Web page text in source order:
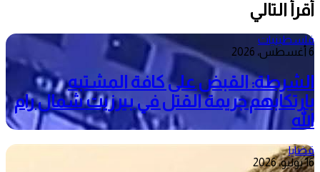
أقرأ التالي
فلسطينيات
6 أغسطس، 2026
الشرطة: القبض على كافة المشتبه
بارتكابهم جريمة القتل في بيرزيت شمال رام
الله
قضايا
16 يوليو، 2026